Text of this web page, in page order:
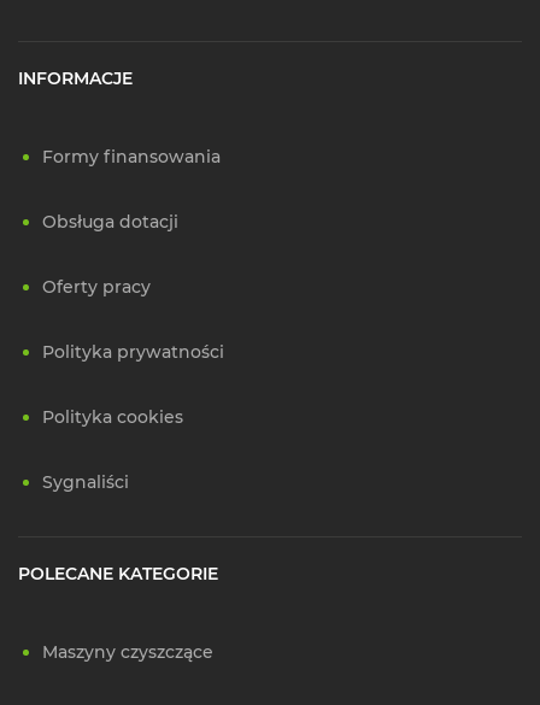
INFORMACJE
Formy finansowania
Obsługa dotacji
Oferty pracy
Polityka prywatności
Polityka cookies
Sygnaliści
POLECANE KATEGORIE
Maszyny czyszczące